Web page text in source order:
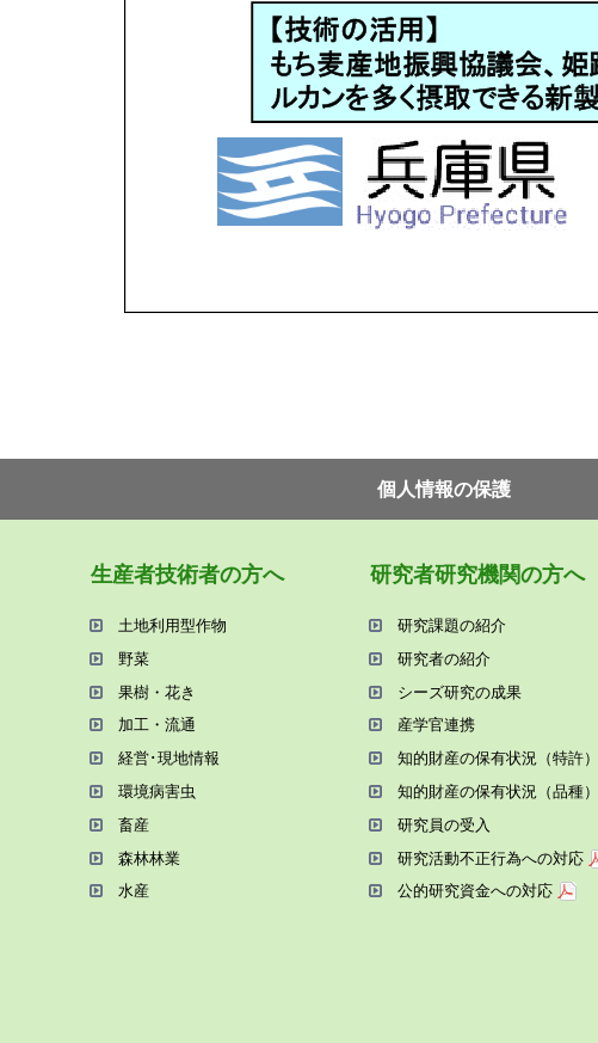
個⼈情報の保護
⽣産者技術者の⽅へ
⼟地利⽤型作物
野菜
果樹・花き
加⼯・流通
経営･現地情報
環境病害⾍
畜産
森林林業
⽔産
研究者研究機関の⽅へ
研究課題の紹介
研究者の紹介
シーズ研究の成果
産学官連携
知的財産の保有状況（特許）
知的財産の保有状況（品種）
研究員の受⼊
研究活動不正⾏為への対応
公的研究資金への対応